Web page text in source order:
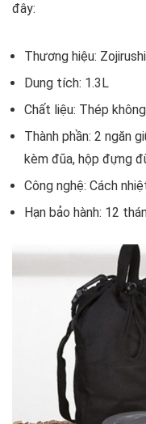
đây:
Thương hiệu: Zojirushi
Dung tích: 1.3L
Chất liệu: Thép
Thành phần: 2 ngăn
kèm đũa, hộp đựng
Công nghệ: Cách
Hạn bảo hành: 12